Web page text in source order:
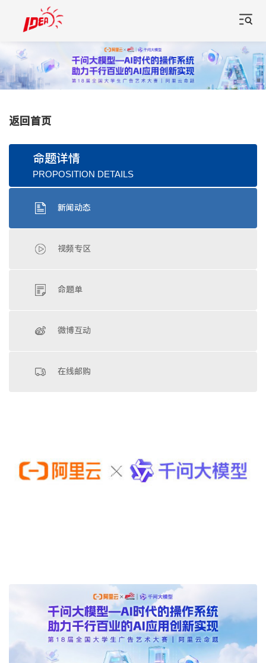
返回首页
命题详情
PROPOSITION DETAILS
新闻动态
视频专区
命题单
微博互动
在线邮购